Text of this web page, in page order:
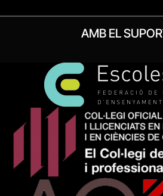
AMB EL